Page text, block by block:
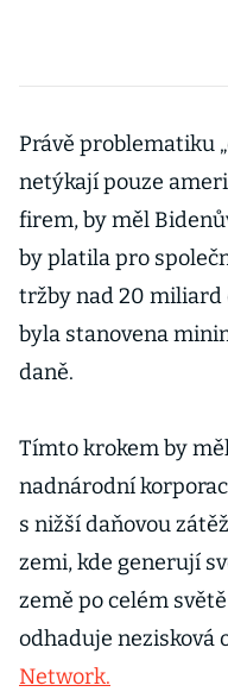
Právě problematiku
netýkají pouze
firem, by měl
by platila pro
tržby nad 20 miliard
byla stanovena
daně.
Tímto krokem by
nadnárodní
s nižší daňovou
zemi, kde generují
země po celém
odhaduje nezisková
Network.